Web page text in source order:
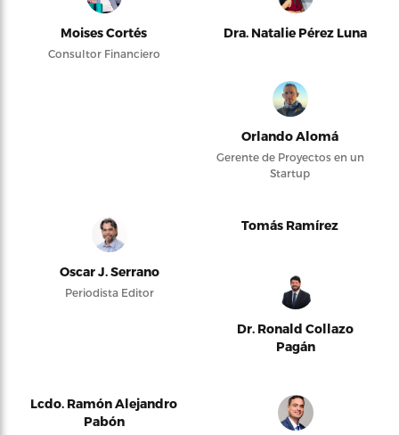
Moises Cortés
Consultor Financiero
Dra. Natalie Pérez Luna
Orlando Alomá
Gerente de Proyectos en un
Startup
Oscar J. Serrano
Periodista Editor
Tomás Ramírez
Dr. Ronald Collazo
Pagán
Lcdo. Ramón Alejandro
Pabón